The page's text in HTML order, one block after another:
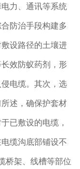
力、通讯等系统
防治手段构建多
设路径的土壤进
效防蚁药剂，形
电缆。其次，选
述，确保护套材
已敷设的电缆，
缆沟底部铺设不
桥架、线槽等部位